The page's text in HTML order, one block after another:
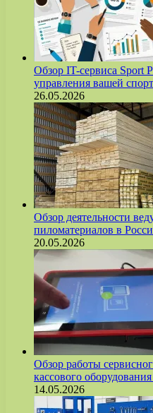
Обзор IT-сервиса Sport
управления вашей
26.05.2026
Обзор деятельности
пиломатериалов в
20.05.2026
Обзор работы
кассового
14.05.2026